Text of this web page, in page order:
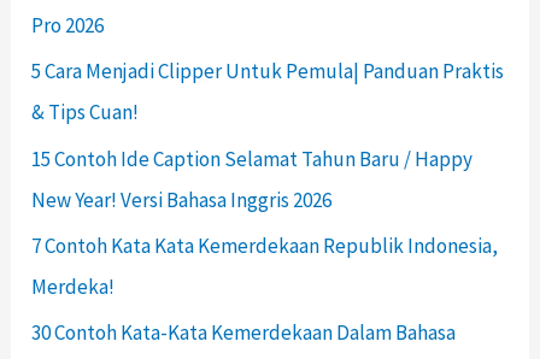
Pro 2026
5 Cara Menjadi Clipper Untuk Pemula| Panduan Praktis
& Tips Cuan!
15 Contoh Ide Caption Selamat Tahun Baru / Happy
New Year! Versi Bahasa Inggris 2026
7 Contoh Kata Kata Kemerdekaan Republik Indonesia,
Merdeka!
30 Contoh Kata-Kata Kemerdekaan Dalam Bahasa